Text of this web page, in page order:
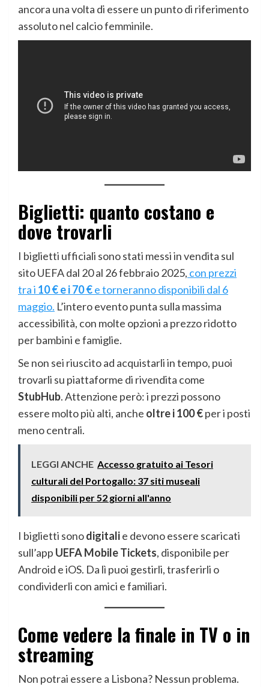
ancora una volta di essere un punto di riferimento
assoluto nel calcio femminile.
Biglietti: quanto costano e
dove trovarli
I biglietti ufficiali sono stati messi in vendita sul
sito UEFA dal 20 al 26 febbraio 2025, con prezzi
tra i 10 € e i 70 €e torneranno disponibili dal 6
maggio. L’intero evento punta sulla massima
accessibilità, con molte opzioni a prezzo ridotto
per bambini e famiglie.
Se non sei riuscito ad acquistarli in tempo, puoi
trovarli su piattaforme di rivendita come
StubHub. Attenzione però: i prezzi possono
essere molto più alti, anche oltre i 100 €per i posti
meno centrali.
LEGGI ANCHE Accesso gratuito ai Tesori
culturali del Portogallo: 37 siti museali
disponibili per 52 giorni all'anno
I biglietti sonodigitalie devono essere scaricati
sull’app UEFA Mobile Tickets, disponibile per
Android e iOS. Da lì puoi gestirli, trasferirli o
condividerli con amici e familiari.
Come vedere la finale in TV o in
streaming
Non potrai essere a Lisbona? Nessun problema.